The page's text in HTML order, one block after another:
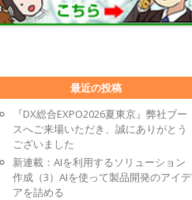
最近の投稿
『DX総合EXPO2026夏東京』弊社ブー
スへご来場いただき、誠にありがとう
ございました
新連載：AIを利用するソリューション
作成（3）AIを使って製品開発のアイデ
アを詰める